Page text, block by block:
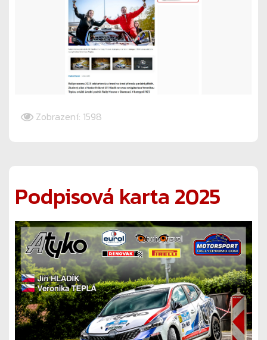
Zobrazení: 1598
Podpisová karta 2025